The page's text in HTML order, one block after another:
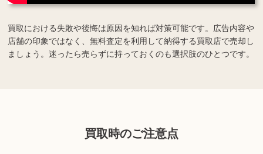
買取における失敗や後悔は原因を知れば対策可能です。広告内容や
店舗の印象ではなく、無料査定を利用して納得する買取店で売却し
ましょう。迷ったら売らずに持っておくのも選択肢のひとつです。
買取時のご注意点